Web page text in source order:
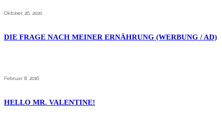
Oktober 26, 2020
DIE FRAGE NACH MEINER ERNÄHRUNG (WERBUNG / AD)
Februar 8, 2016
HELLO MR. VALENTINE!